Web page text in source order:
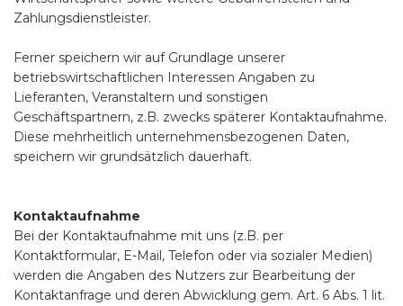
Zahlungsdienstleister.
Ferner speichern wir auf Grundlage unserer
betriebswirtschaftlichen Interessen Angaben zu
Lieferanten, Veranstaltern und sonstigen
Geschäftspartnern, z.B. zwecks späterer Kontaktaufnahme.
Diese mehrheitlich unternehmensbezogenen Daten,
speichern wir grundsätzlich dauerhaft.
Kontaktaufnahme
Bei der Kontaktaufnahme mit uns (z.B. per
Kontaktformular, E-Mail, Telefon oder via sozialer Medien)
werden die Angaben des Nutzers zur Bearbeitung der
Kontaktanfrage und deren Abwicklung gem. Art. 6 Abs. 1 lit.